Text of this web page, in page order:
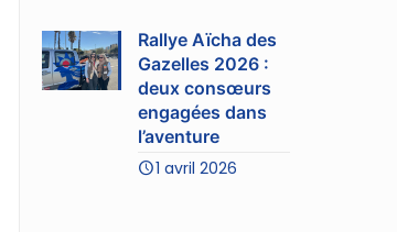
Rallye Aïcha des
Gazelles 2026 :
deux consœurs
engagées dans
l’aventure
1 avril 2026